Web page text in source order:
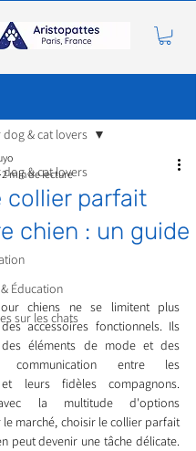
& cat lovers
Éducation
sur les chats
& cat lovers
collier parfait
chien : un guide
2 min de lecture
sur 5.
chiens ne se limitent plus
accessoires fonctionnels. Ils
éléments de mode et des
communication entre les
leurs fidèles compagnons.
la multitude d'options
marché, choisir le collier parfait
peut devenir une tâche délicate.